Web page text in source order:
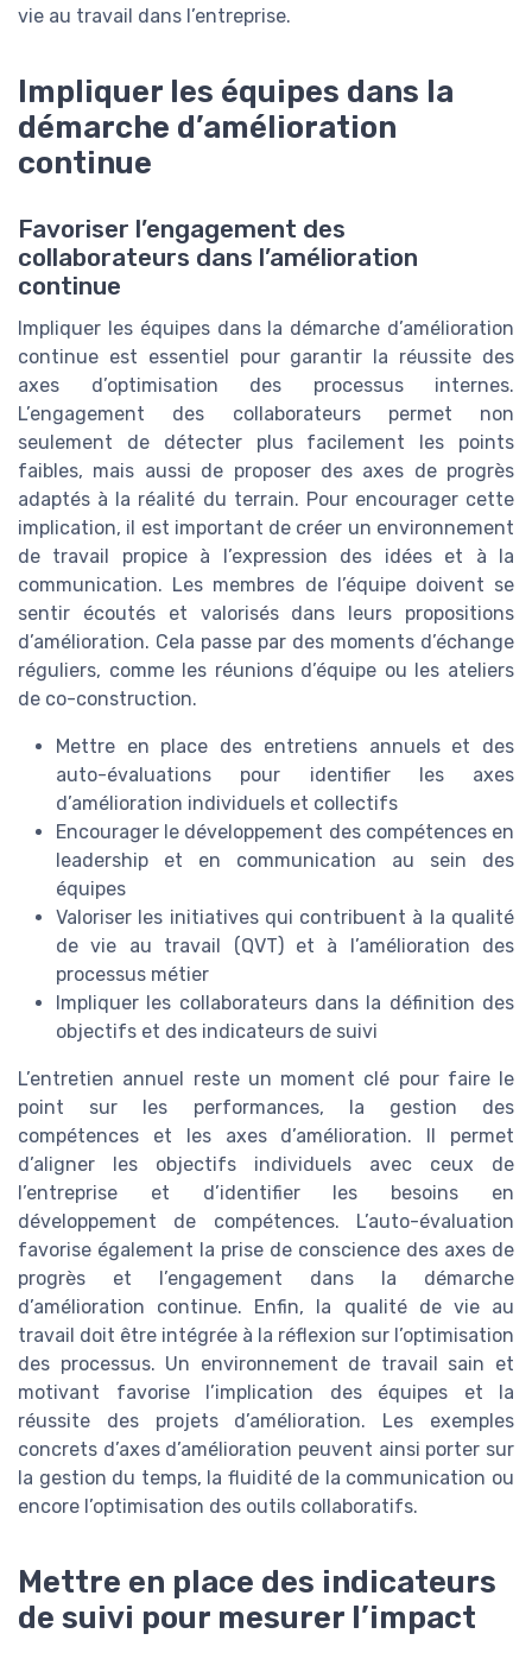
vie au travail dans l’entreprise.
Impliquer les équipes dans la
démarche d’amélioration
continue
Favoriser l’engagement des
collaborateurs dans l’amélioration
continue
Impliquer les équipes dans la démarche d’amélioration
continue est essentiel pour garantir la réussite des
axes d’optimisation des processus internes.
L’engagement des collaborateurs permet non
seulement de détecter plus facilement les points
faibles, mais aussi de proposer des axes de progrès
adaptés à la réalité du terrain. Pour encourager cette
implication, il est important de créer un environnement
de travail propice à l’expression des idées et à la
communication. Les membres de l’équipe doivent se
sentir écoutés et valorisés dans leurs propositions
d’amélioration. Cela passe par des moments d’échange
réguliers, comme les réunions d’équipe ou les ateliers
de co-construction.
Mettre en place des entretiens annuels et des
auto-évaluations pour identifier les axes
d’amélioration individuels et collectifs
Encourager le développement des compétences en
leadership et en communication au sein des
équipes
Valoriser les initiatives qui contribuent à la qualité
de vie au travail (QVT) et à l’amélioration des
processus métier
Impliquer les collaborateurs dans la définition des
objectifs et des indicateurs de suivi
L’entretien annuel reste un moment clé pour faire le
point sur les performances, la gestion des
compétences et les axes d’amélioration. Il permet
d’aligner les objectifs individuels avec ceux de
l’entreprise et d’identifier les besoins en
développement de compétences. L’auto-évaluation
favorise également la prise de conscience des axes de
progrès et l’engagement dans la démarche
d’amélioration continue. Enfin, la qualité de vie au
travail doit être intégrée à la réflexion sur l’optimisation
des processus. Un environnement de travail sain et
motivant favorise l’implication des équipes et la
réussite des projets d’amélioration. Les exemples
concrets d’axes d’amélioration peuvent ainsi porter sur
la gestion du temps, la fluidité de la communication ou
encore l’optimisation des outils collaboratifs.
Mettre en place des indicateurs
de suivi pour mesurer l’impact